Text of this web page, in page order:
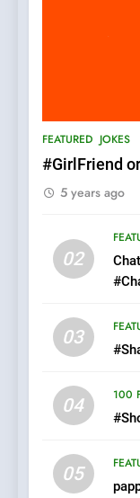
FEATURED JOKES
#GirlFriend
5 years ago
02
03
04 100
05